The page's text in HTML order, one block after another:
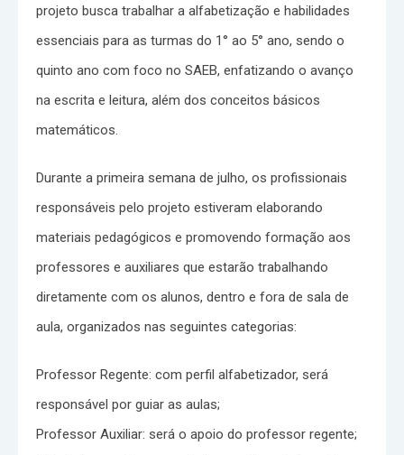
projeto busca trabalhar a alfabetização e habilidades
essenciais para as turmas do 1° ao 5° ano, sendo o
quinto ano com foco no SAEB, enfatizando o avanço
na escrita e leitura, além dos conceitos básicos
matemáticos.
Durante a primeira semana de julho, os profissionais
responsáveis pelo projeto estiveram elaborando
materiais pedagógicos e promovendo formação aos
professores e auxiliares que estarão trabalhando
diretamente com os alunos, dentro e fora de sala de
aula, organizados nas seguintes categorias:
Professor Regente: com perfil alfabetizador, será
responsável por guiar as aulas;
Professor Auxiliar: será o apoio do professor regente;